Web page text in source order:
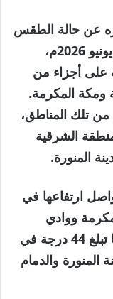
عن حالة الطقس
ليوم الاثنين 22-12-1447هـ الموافق 8 يونيو 2026م،
على أجزاء من
ومكة المكرمة.
تلك المناطق،
الشرقية
المنورة.
ارتفاعها في
ووادي
الدواسر وشرورة 45 درجة مئوية، فيما تبلغ 44 درجة في
في المدينة المنورة والدمام